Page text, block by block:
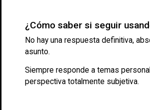
¿Cómo saber si seguir
No hay una respuesta definitiva,
asunto.
Siempre responde a temas
perspectiva totalmente subjetiva.